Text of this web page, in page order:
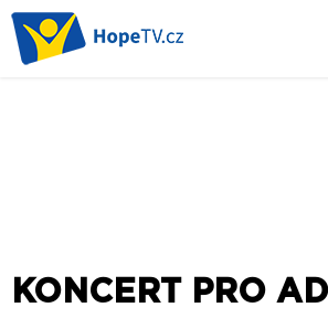
KONCERT PRO